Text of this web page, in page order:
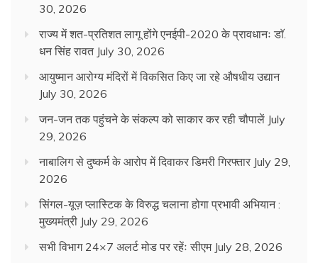
30, 2026
राज्य में शत-प्रतिशत लागू होंगे एनईपी-2020 के प्रावधानः डाॅ.
धन सिंह रावत July 30, 2026
आयुष्मान आरोग्य मंदिरों में विकसित किए जा रहे औषधीय उद्यान
July 30, 2026
जन-जन तक पहुंचने के संकल्प को साकार कर रही चौपालें July
29, 2026
नाबालिग से दुष्कर्म के आरोप में दिवाकर डिमरी गिरफ्तार July 29,
2026
सिंगल-यूज़ प्लास्टिक के विरुद्ध चलाना होगा प्रभावी अभियान :
मुख्यमंत्री July 29, 2026
सभी विभाग 24×7 अलर्ट मोड पर रहेंः सीएम July 28, 2026